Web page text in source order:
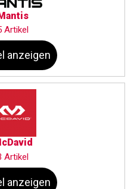
Artikel
anzeigen
Artikel
anzeigen